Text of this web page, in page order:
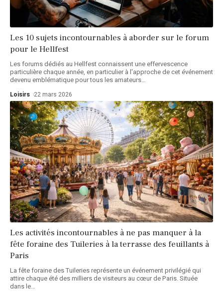
Les 10 sujets incontournables à aborder sur le forum
pour le Hellfest
Les forums dédiés au Hellfest connaissent une effervescence
particulière chaque année, en particulier à l'approche de cet événement
devenu emblématique pour tous les amateurs…
Loisirs 22 mars 2026
Les activités incontournables à ne pas manquer à la
fête foraine des Tuileries à la terrasse des feuillants à
Paris
La fête foraine des Tuileries représente un événement privilégié qui
attire chaque été des milliers de visiteurs au cœur de Paris. Située
dans le…